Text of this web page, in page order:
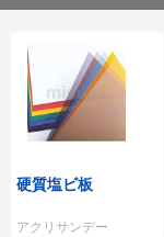
硬質塩ビ板
アクリサンデー